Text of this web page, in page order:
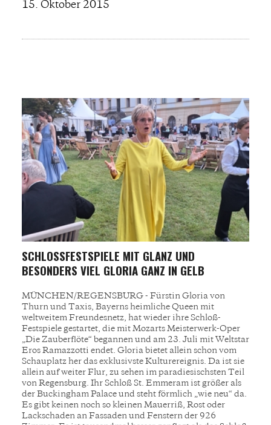
15. Oktober 2015
SCHLOSSFESTSPIELE MIT GLANZ UND B
ESONDERS VIEL GLORIA GANZ IN GELB
MÜNCHEN/REGENSBURG - Fürstin Gloria von
Thurn und Taxis, Bayerns heimliche Queen mit
weltweitem Freundesnetz, hat wieder ihre Schloß-
Festspiele gestartet, die mit Mozarts Meisterwerk-Oper
„Die Zauberflöte“ begannen und am 23. Juli mit Weltstar
Eros Ramazzotti endet. Gloria bietet allein schon vom
Schauplatz her das exklusivste Kulturereignis. Da ist sie
allein auf weiter Flur, zu sehen im paradiesischsten Teil
von Regensburg. Ihr Schloß St. Emmeram ist größer als
der Buckingham Palace und steht förmlich „wie neu“ da.
Es gibt keinen noch so kleinen Mauerriß, Rost oder
Lackschaden an Fassaden und Fenstern der 926